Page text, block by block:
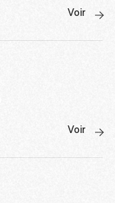
Voir
Voir